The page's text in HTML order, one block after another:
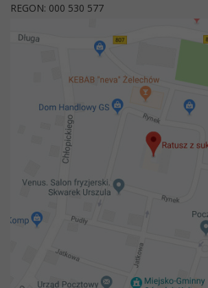
REGON: 000 530 577